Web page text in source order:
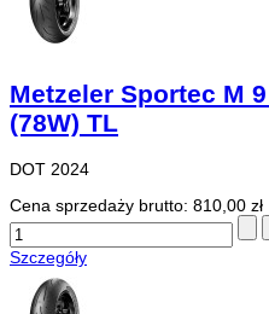
Metzeler Sportec M
(78W) TL
DOT 2024
Cena sprzedaży brutto: 810,00 zł
Szczegóły